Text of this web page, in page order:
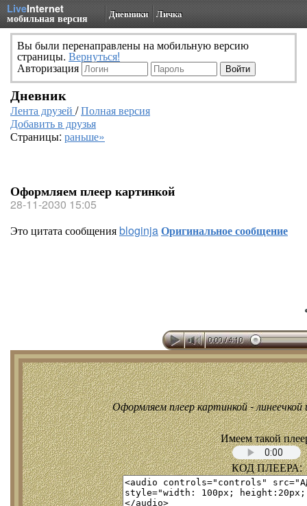
LiveInternet
мобильная версия Дневники Личка
Вы были перенаправлены на мобильную версию
страницы. Вернуться!
Авторизация
Дневник
Лента друзей /Полная версия
Добавить в друзья
Страницы: раньше»
Оформляем плеер картинкой
28-11-2030 15:05
Это цитата сообщенияbloginjaОригинальное сообщение
Оформляем плеер картинкой - линеечкой
Имеем такой
КОД ПЛЕЕРА: